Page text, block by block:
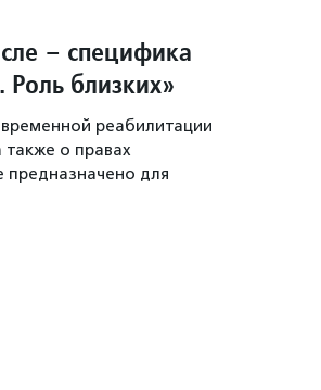
– специфика
близких»
реабилитации
также о правах
предназначено для